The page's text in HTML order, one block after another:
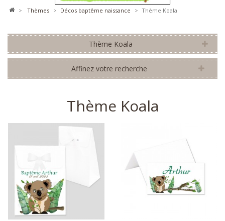
> thèmes > décos baptême naissance > Thème Koala
Thème Koala
Affinez votre recherche
Thème Koala
LISTE
D'ENVIE
APERÇU
RAPIDE